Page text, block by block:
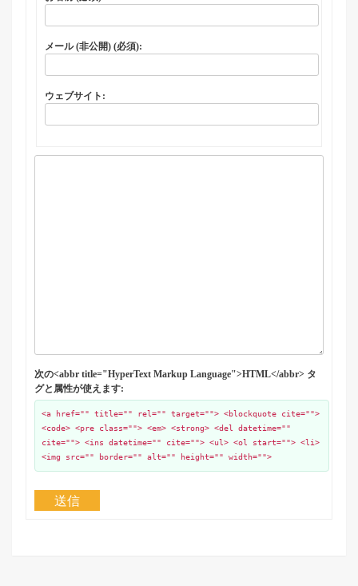
メール (非公開) (必須):
ウェブサイト:
次の<abbr title="HyperText Markup Language">HTML</abbr> タ
グと属性が使えます:
<a href="" title="" rel="" target=""> <blockquote cite="">
<code> <pre class=""> <em> <strong> <del datetime=""
cite=""> <ins datetime="" cite=""> <ul> <ol start=""> <li>
<img src="" border="" alt="" height="" width="">
送信